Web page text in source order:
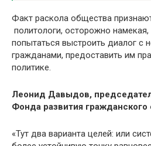
Факт раскола общества
политологи, осторожно
попытаться выстроить диалог с
гражданами, предоставить им
политике.
Леонид Давыдов,
Фонда развития
«Тут два варианта целей: или